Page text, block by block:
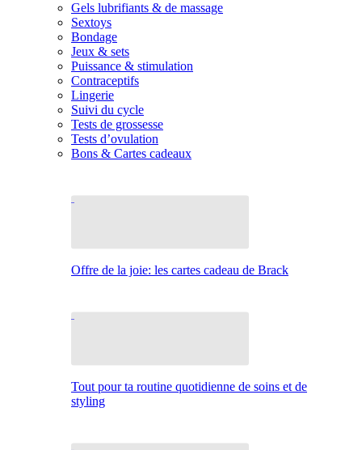
Gels lubrifiants & de massage
Sextoys
Bondage
Jeux & sets
Puissance & stimulation
Contraceptifs
Lingerie
Suivi du cycle
Tests de grossesse
Tests d’ovulation
Bons & Cartes cadeaux
Offre de la joie: les cartes cadeau de Brack
Tout pour ta routine quotidienne de soins et de
styling